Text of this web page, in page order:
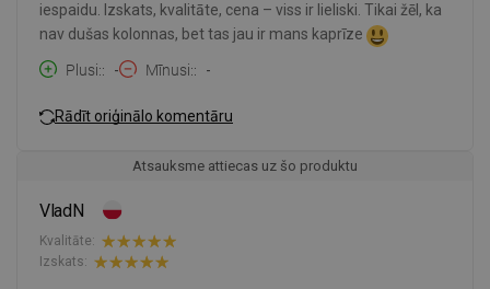
iespaidu. Izskats, kvalitāte, cena – viss ir lieliski. Tikai žēl, ka
nav dušas kolonnas, bet tas jau ir mans kaprīze
Plusi: - Mīnusi: -
Rādīt oriģinālo komentāru
Atsauksme attiecas uz šo produktu
VladN
Kvalitāte:
Izskats: